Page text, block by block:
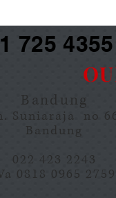
725
Bandung
Suniaraja no
Bandung
022 423 2243
0818 0965 2759